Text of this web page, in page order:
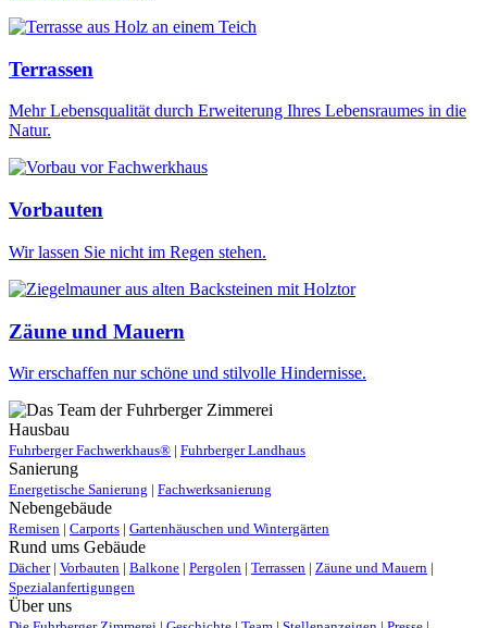
Terrassen
Mehr Lebensqualität durch Erweiterung Ihres Lebensraumes in die
Natur.
Vorbauten
Wir lassen Sie nicht im Regen stehen.
Zäune und Mauern
Wir erschaffen nur schöne und stilvolle Hindernisse.
Hausbau
Fuhrberger Fachwerkhaus® | Fuhrberger Landhaus
Sanierung
Energetische Sanierung | Fachwerksanierung
Nebengebäude
Remisen | Carports | Gartenhäuschen und Wintergärten
Rund ums Gebäude
Dächer| Vorbauten | Balkone | Pergolen | Terrassen | Zäune und Mauern |
Spezialanfertigungen
Über uns